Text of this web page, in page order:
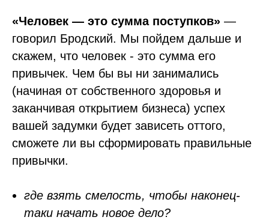
«Человек — это сумма поступков» —
говорил Бродский. Мы пойдем дальше и
скажем, что человек - это сумма его
привычек. Чем бы вы ни занимались
(начиная от собственного здоровья и
заканчивая открытием бизнеса) успех
вашей задумки будет зависеть оттого,
сможете ли вы сформировать правильные
привычки.
где взять смелость, чтобы наконец-
таки начать новое дело?